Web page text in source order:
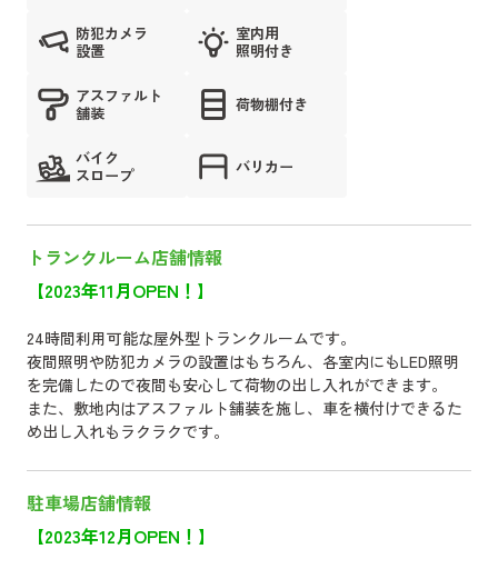
防犯カメラ
設置
室内用
照明付き
アスファルト
舗装
荷物棚付き
バイク
スロープ
バリカー
トランクルーム店舗情報
【2023年11月OPEN！】
24時間利用可能な屋外型トランクルームです。
夜間照明や防犯カメラの設置はもちろん、各室内にもLED照明
を完備したので夜間も安心して荷物の出し入れができます。
また、敷地内はアスファルト舗装を施し、車を横付けできるた
め出し入れもラクラクです。
駐車場店舗情報
【2023年12月OPEN！】